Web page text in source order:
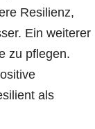
Resilienz,
Ein weiterer
zu pflegen.
als